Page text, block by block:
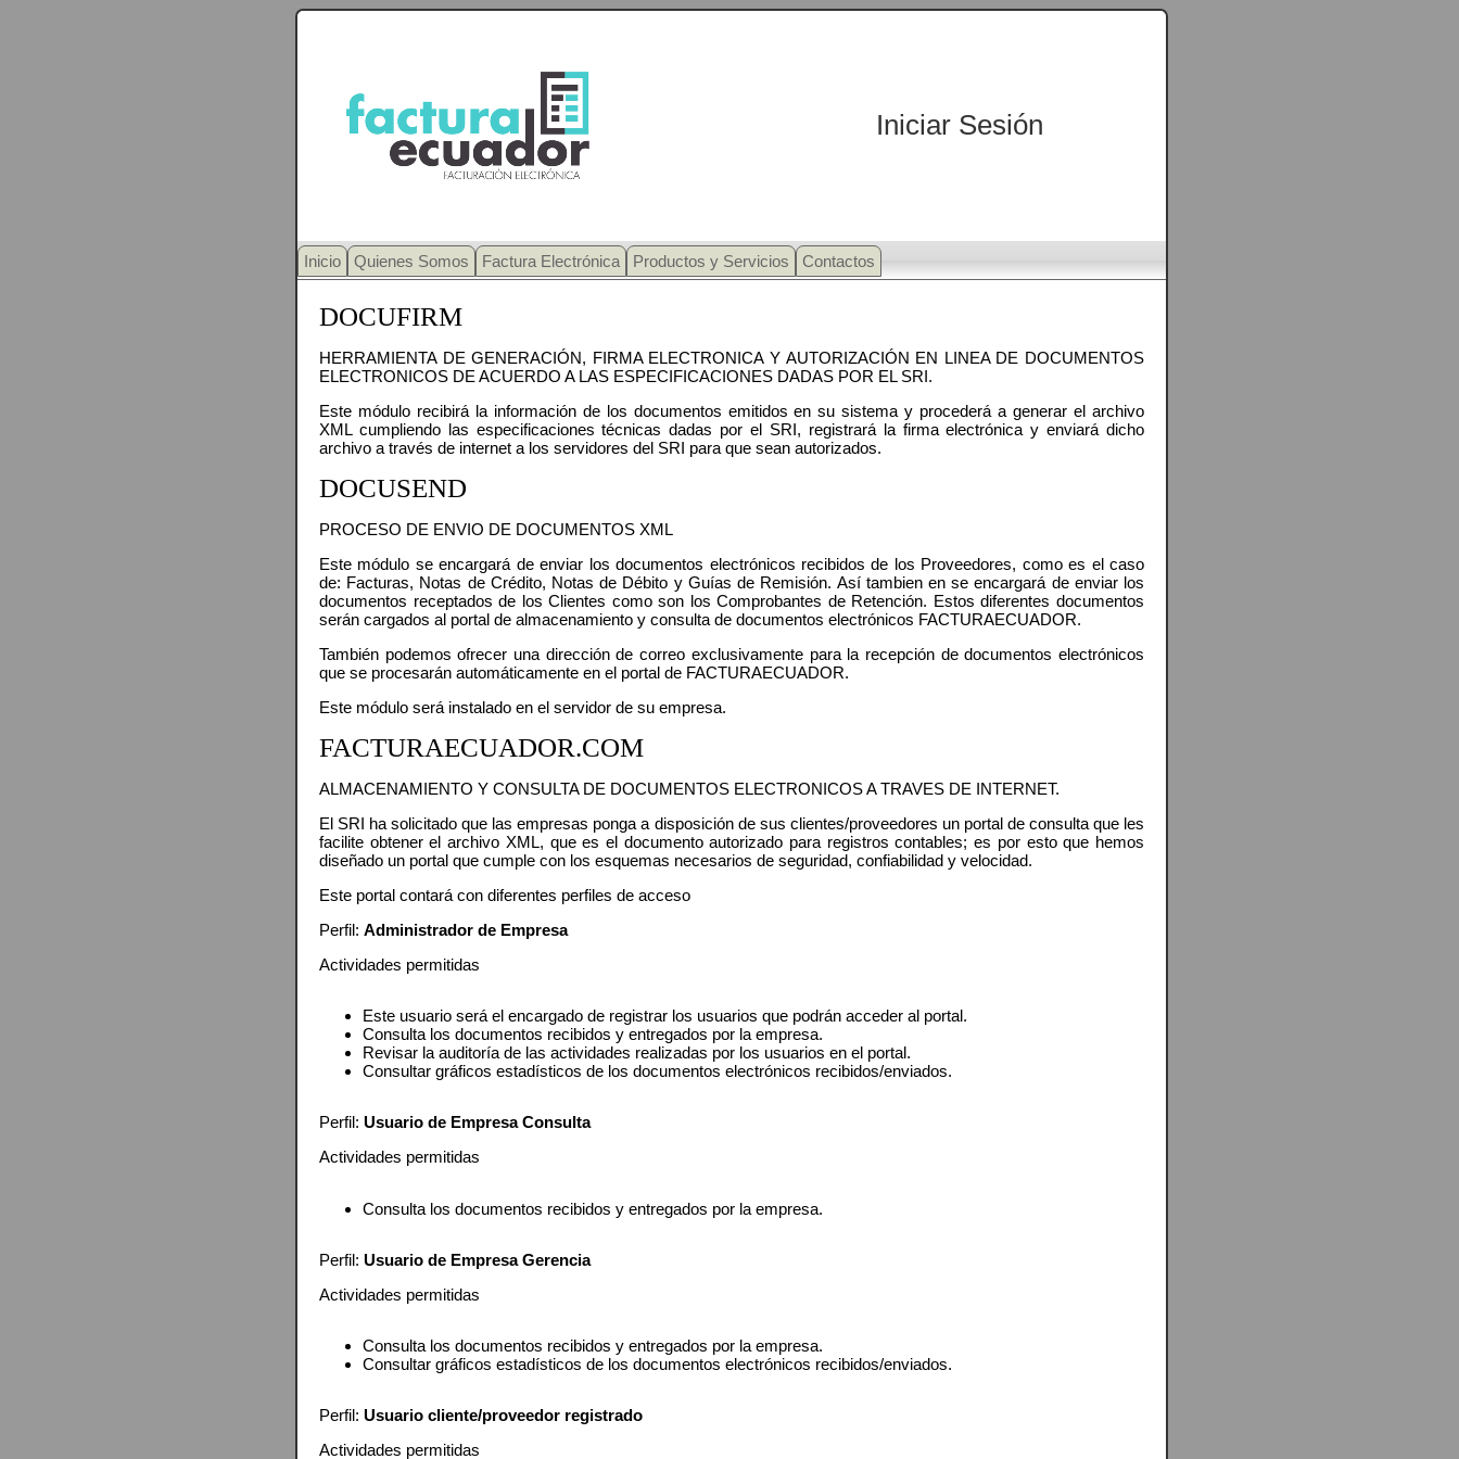
Iniciar Sesión
Inicio Quienes Somos Factura Electrónica Productos y Servicios Contactos
DOCUFIRM
HERRAMIENTA DE GENERACIÓN, FIRMA ELECTRONICA Y AUTORIZACIÓN EN LINEA DE DOCUMENTOS
ELECTRONICOS DE ACUERDO A LAS ESPECIFICACIONES DADAS POR EL SRI.
Este módulo recibirá la información de los documentos emitidos en su sistema y procederá a generar el archivo
XML cumpliendo las especificaciones técnicas dadas por el SRI, registrará la firma electrónica y enviará dicho
archivo a través de internet a los servidores del SRI para que sean autorizados.
DOCUSEND
PROCESO DE ENVIO DE DOCUMENTOS XML
Este módulo se encargará de enviar los documentos electrónicos recibidos de los Proveedores, como es el caso
de: Facturas, Notas de Crédito, Notas de Débito y Guías de Remisión. Así tambien en se encargará de enviar los
documentos receptados de los Clientes como son los Comprobantes de Retención. Estos diferentes documentos
serán cargados al portal de almacenamiento y consulta de documentos electrónicos FACTURAECUADOR.
También podemos ofrecer una dirección de correo exclusivamente para la recepción de documentos electrónicos
que se procesarán automáticamente en el portal de FACTURAECUADOR.
Este módulo será instalado en el servidor de su empresa.
FACTURAECUADOR.COM
ALMACENAMIENTO Y CONSULTA DE DOCUMENTOS ELECTRONICOS A TRAVES DE INTERNET.
El SRI ha solicitado que las empresas ponga a disposición de sus clientes/proveedores un portal de consulta que les
facilite obtener el archivo XML, que es el documento autorizado para registros contables; es por esto que hemos
diseñado un portal que cumple con los esquemas necesarios de seguridad, confiabilidad y velocidad.
Este portal contará con diferentes perfiles de acceso
Perfil: Administrador de Empresa
Actividades permitidas
Este usuario será el encargado de registrar los usuarios que podrán acceder al portal.
Consulta los documentos recibidos y entregados por la empresa.
Revisar la auditoría de las actividades realizadas por los usuarios en el portal.
Consultar gráficos estadísticos de los documentos electrónicos recibidos/enviados.
Perfil: Usuario de Empresa Consulta
Actividades permitidas
Consulta los documentos recibidos y entregados por la empresa.
Perfil: Usuario de Empresa Gerencia
Actividades permitidas
Consulta los documentos recibidos y entregados por la empresa.
Consultar gráficos estadísticos de los documentos electrónicos recibidos/enviados.
Perfil: Usuario cliente/proveedor registrado
Actividades permitidas